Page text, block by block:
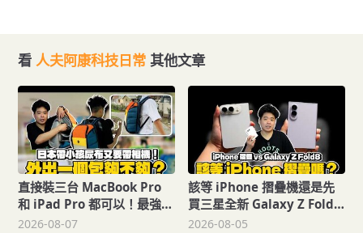
看 人夫阿康科技日常 其他文章
直接裝三台 MacBook Pro
和 iPad Pro 都可以！最強電
腦包 STM DUX 開箱！還可
2026-08-07
該等 iPhone 摺疊機還是先
買三星全新 Galaxy Z Fold8
從價格到 Z Fold8 開箱上手
2026-08-05